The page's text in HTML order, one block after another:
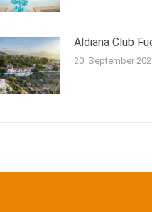
Aldiana Club
20. September